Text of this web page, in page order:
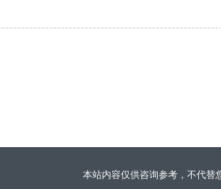
本站内容仅供咨询参考，不代替